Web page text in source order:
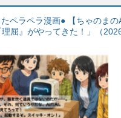
ペラペラ漫画● 【ちゃのまの
屈』がやってきた！」（